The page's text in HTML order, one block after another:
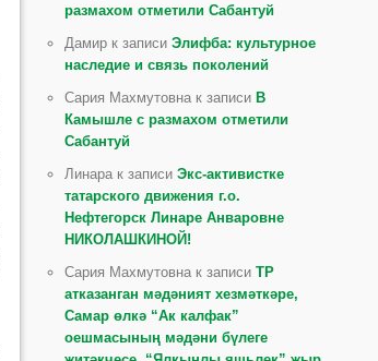
размахом отметили Сабантуй
Дамир к записиЭлифба: культурное
наследие и связь поколений
Сария Махмутовна к записи В
Камышле с размахом отметили
Сабантуй
Линара к записиЭкс-активистке
татарского движения г.о.
Нефтегорск Линаре Анваровне
НИКОЛАШКИНОЙ!
Сария Махмутовна к записиТР
атказанган мәдәният хезмәткәре,
Самар өлкә “Ак калфак”
оешмасының мәдәни бүлеге